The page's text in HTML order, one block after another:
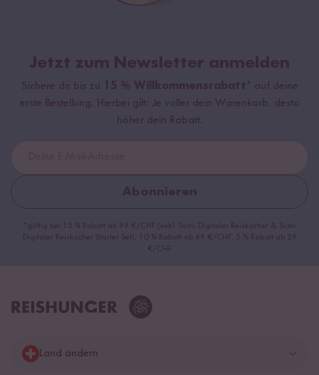
Jetzt zum Newsletter anmelden
Sichere dir bis zu 15 % Willkommensrabatt* auf deine
erste Bestellung. Hierbei gilt: Je voller dein Warenkorb, desto
höher dein Rabatt.
Abonnieren
*gültig bei 15 % Rabatt ab 99 €/CHF (exkl. Sumi Digitaler Reiskocher & Sumi
Digitaler Reiskocher Starter Set), 10 % Rabatt ab 69 €/CHF, 5 % Rabatt ab 29
€/CHF
Land ändern